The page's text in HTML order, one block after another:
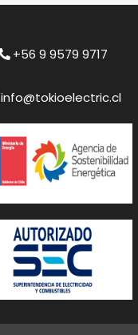
+56 9 9579 9717
info@tokioelectric.cl